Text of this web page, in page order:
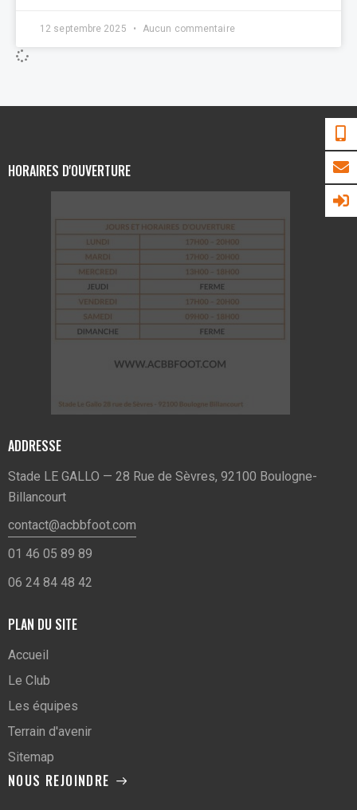
12 septembre 2025 Aucun commentaire
HORAIRES D'OUVERTURE
ADDRESSE
Stade LE GALLO — 28 Rue de Sèvres, 92100 Boulogne-
Billancourt
contact@acbbfoot.com
01 46 05 89 89
06 24 84 48 42
PLAN DU SITE
Accueil
Le Club
Les équipes
Terrain d'avenir
Sitemap
NOUS REJOINDRE